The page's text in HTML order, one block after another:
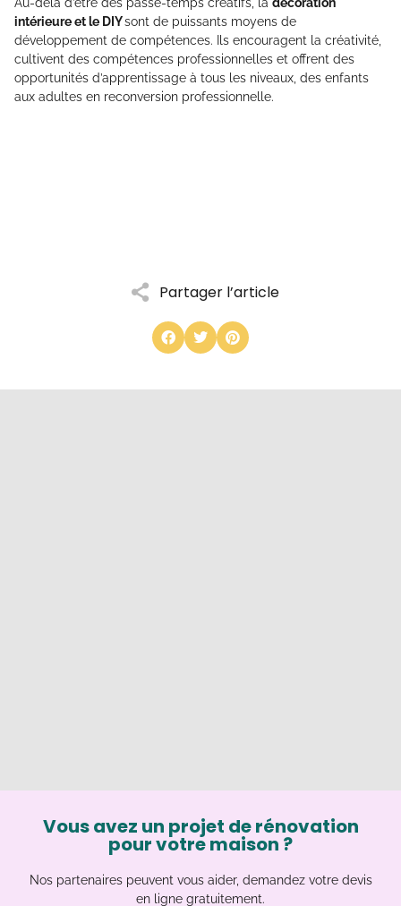
Partager l’article
Au-delà d’être des passe-temps créatifs, la décoration
intérieure et le DIYsont de puissants moyens de
développement de compétences. Ils encouragent la créativité,
cultivent des compétences professionnelles et offrent des
opportunités d’apprentissage à tous les niveaux, des enfants
aux adultes en reconversion professionnelle.
Vous avez un projet de rénovation
pour votre maison ?
Nos partenaires peuvent vous aider, demandez votre devis
en ligne gratuitement.